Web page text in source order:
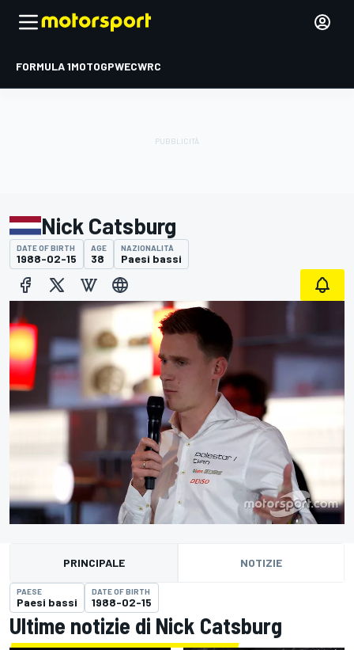
FORMULA 1MOTOGPWECWRC
Nick Catsburg
DATE OF BIRTH
1988-02-15
AGE
38
NAZIONALITÀ
Paesi bassi
PRINCIPALE NOTIZIE
PAESE
Paesi bassi
DATE OF BIRTH
1988-02-15
Ultime notizie di Nick Catsburg